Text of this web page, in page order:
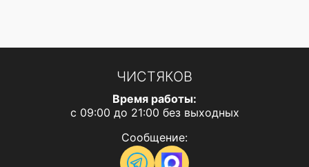
ЧИСТЯКОВ
Время работы:
с 09:00 до 21:00 без выходных
Сообщение: